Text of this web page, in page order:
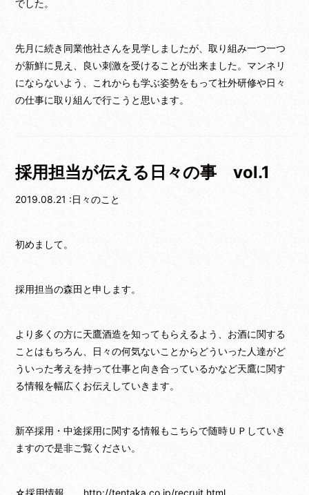
でした。
先月に続き同業他社さんを見学しましたが、取り組み一つ一つ
が新鮮に見え、良い刺激を受けることが出来ました。マンネリ
にならないよう、これからも学ぶ姿勢をもって社外研修や日々
の仕事に取り組んで行こうと思います。
採用担当が伝える日々の事 vol.1
2019.08.21 :日々のこと
初めまして。
採用担当の森田と申します。
より多くの方に天鷹酒造を知ってもらえるよう、お酒に関する
ことはもちろん、日々の何気ないことからどういった人達がど
ういった考えを持って仕事と向き合っているかなど天鷹に関す
る情報を幅広くお伝えしていきます。
新卒採用・中途採用に関する情報もこちらで随時ＵＰしていき
ますので是非ご覧ください。
☆採用情報 http://tentaka.co.jp/recruit.html